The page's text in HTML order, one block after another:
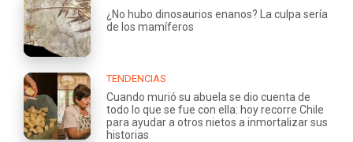
¿No hubo dinosaurios enanos? La culpa sería
de los mamíferos
TENDENCIAS
Cuando murió su abuela se dio cuenta de
todo lo que se fue con ella: hoy recorre Chile
para ayudar a otros nietos a inmortalizar sus
historias